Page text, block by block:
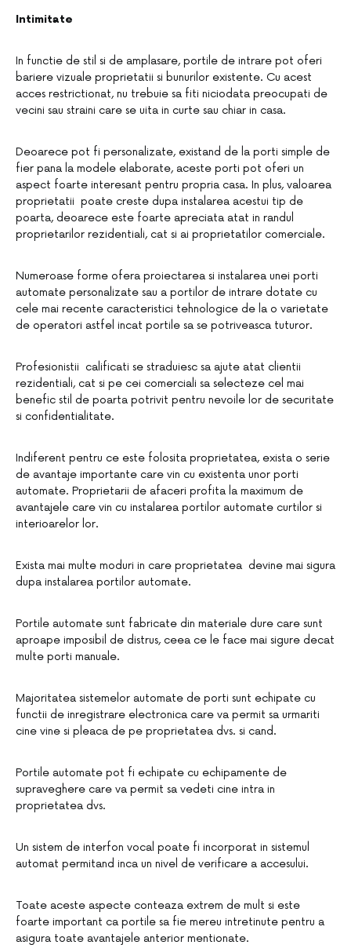
Intimitate
In functie de stil si de amplasare, portile de intrare pot oferi
bariere vizuale proprietatii si bunurilor existente. Cu acest
acces restrictionat, nu trebuie sa fiti niciodata preocupati de
vecini sau straini care se uita in curte sau chiar in casa.
Deoarece pot fi personalizate, existand de la porti simple de
fier pana la modele elaborate, aceste porti pot oferi un
aspect foarte interesant pentru propria casa. In plus, valoarea
proprietatii poate creste dupa instalarea acestui tip de
poarta, deoarece este foarte apreciata atat in ​​randul
proprietarilor rezidentiali, cat si ai proprietatilor comerciale.
Numeroase forme ofera proiectarea si instalarea unei porti
automate personalizate sau a portilor de intrare dotate cu
cele mai recente caracteristici tehnologice de la o varietate
de operatori astfel incat portile sa se potriveasca tuturor.
Profesionistii calificati se straduiesc sa ajute atat clientii
rezidentiali, cat si pe cei comerciali sa selecteze cel mai
benefic stil de poarta potrivit pentru nevoile lor de securitate
si confidentialitate.
Indiferent pentru ce este folosita proprietatea, exista o serie
de avantaje importante care vin cu existenta unor porti
automate. Proprietarii de afaceri profita la maximum de
avantajele care vin cu instalarea portilor automate curtilor si
interioarelor lor.
Exista mai multe moduri in care proprietatea devine mai sigura
dupa instalarea portilor automate.
Portile automate sunt fabricate din materiale dure care sunt
aproape imposibil de distrus, ceea ce le face mai sigure decat
multe porti manuale.
Majoritatea sistemelor automate de porti sunt echipate cu
functii de inregistrare electronica care va permit sa urmariti
cine vine si pleaca de pe proprietatea dvs. si cand.
Portile automate pot fi echipate cu echipamente de
supraveghere care va permit sa vedeti cine intra in
proprietatea dvs.
Un sistem de interfon vocal poate fi incorporat in sistemul
automat permitand inca un nivel de verificare a accesului.
Toate aceste aspecte conteaza extrem de mult si este
foarte important ca portile sa fie mereu intretinute pentru a
asigura toate avantajele anterior mentionate.